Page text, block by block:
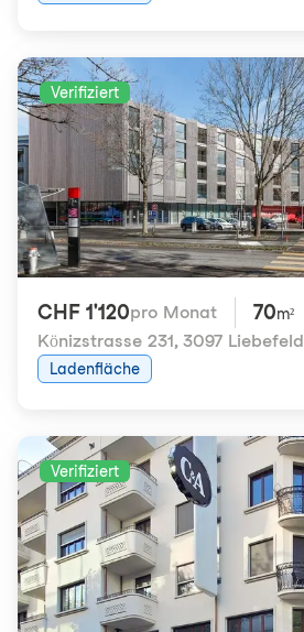
Verifiziert
CHF 1'120pro Monat 70m²
Könizstrasse 231, 3097 Liebefeld
Ladenfläche
Verifiziert